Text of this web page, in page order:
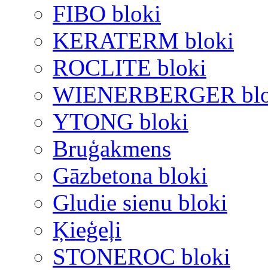
FIBO bloki
KERATERM bloki
ROCLITE bloki
WIENERBERGER
YTONG bloki
Bruģakmens
Gāzbetona bloki
Gludie sienu bloki
Ķieģeļi
STONEROC bloki